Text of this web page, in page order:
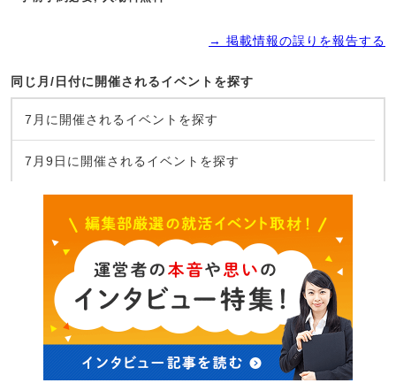
→ 掲載情報の誤りを報告する
同じ月/日付に開催されるイベントを探す
7月に開催されるイベントを探す
7月9日に開催されるイベントを探す